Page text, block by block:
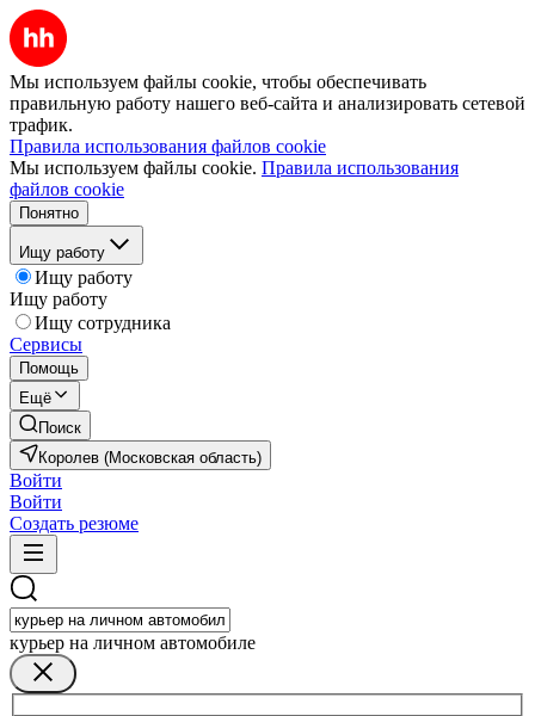
Мы используем файлы cookie, чтобы обеспечивать
правильную работу нашего веб-сайта и анализировать сетевой
трафик.
Правила использования файлов cookie
Мы используем файлы cookie. Правила использования
файлов cookie
Понятно
Ищу работу
Ищу работу
Ищу работу
Ищу сотрудника
Сервисы
Помощь
Ещё
Поиск
Королев (Московская область)
Войти
Войти
Создать резюме
курьер на личном автомобиле